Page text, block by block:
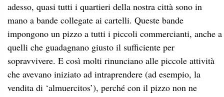
adesso, quasi tutti i quartieri della nostra città sono in
mano a bande collegate ai cartelli. Queste bande
impongono un pizzo a tutti i piccoli commercianti, anche a
quelli che guadagnano giusto il sufficiente per
sopravvivere. E così molti rinunciano alle piccole attività
che avevano iniziato ad intraprendere (ad esempio, la
vendita di ‘almuercitos’), perché con il pizzo non ne